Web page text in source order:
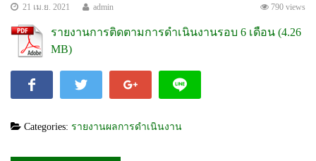
21 เม.ย. 2021 790 views
admin
รายงานการติดตามการดำเนินงานรอบ 6 เดือน
Categories: รายงานผลการดำเนินงาน